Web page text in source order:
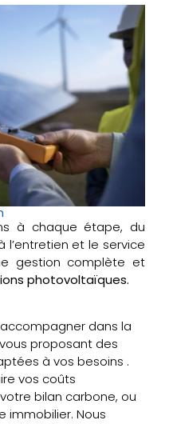
à chaque étape, du
l’entretien et le service
gestion complète et
photovoltaïques.
dans la
proposant des
à vos besoins .
vos coûts
bilan carbone, ou
immobilier. Nous